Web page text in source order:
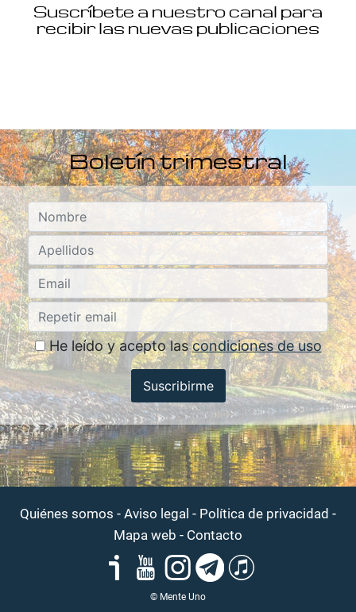
Suscríbete a nuestro canal para
recibir las nuevas publicaciones
Boletín trimestral
He leído y acepto lascondiciones de uso
Suscribirme
Quiénes somos - Aviso legal - Política de privacidad -
Mapa web - Contacto
© Mente Uno